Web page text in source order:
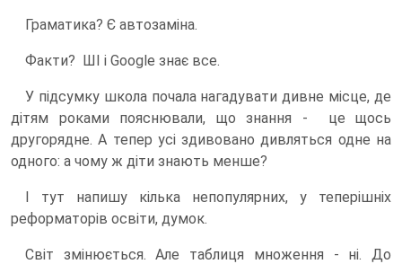
Граматика? Є автозаміна.
Факти? ШІ і Google знає все.
У підсумку школа почала нагадувати дивне місце, де
дітям роками пояснювали, що знання - це щось
другорядне. А тепер усі здивовано дивляться одне на
одного: а чому ж діти знають менше?
І тут напишу кілька непопулярних, у теперішніх
реформаторів освіти, думок.
Світ змінюється. Але таблиця множення - ні. До